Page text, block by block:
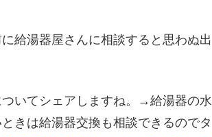
給湯器屋さんに相談すると思わぬ出
いてシェアしますね。→給湯器の水
きは給湯器交換も相談できるのでタ